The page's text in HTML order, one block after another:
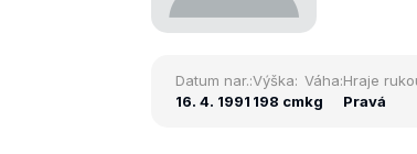
Datum nar.:
16. 4. 1991
Výška:
198 cm
Váha:
kg
Hraje
Pravá